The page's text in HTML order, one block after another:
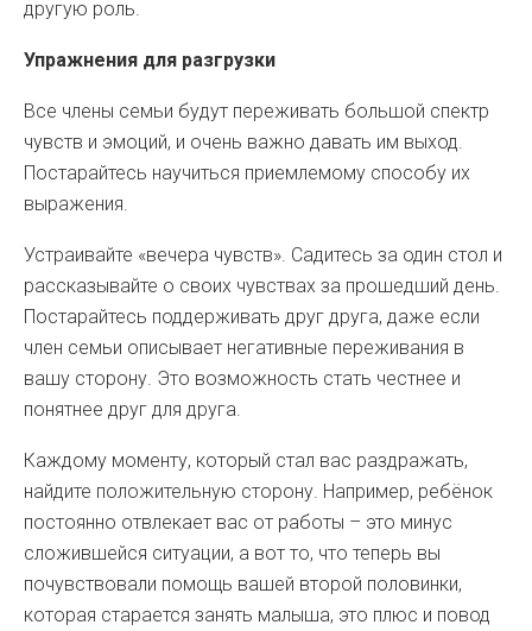
другую роль.
Упражнения для разгрузки
Все члены семьи будут переживать большой спектр
чувств и эмоций, и очень важно давать им выход.
Постарайтесь научиться приемлемому способу их
выражения.
Устраивайте «вечера чувств». Садитесь за один стол и
рассказывайте о своих чувствах за прошедший день.
Постарайтесь поддерживать друг друга, даже если
член семьи описывает негативные переживания в
вашу сторону. Это возможность стать честнее и
понятнее друг для друга.
Каждому моменту, который стал вас раздражать,
найдите положительную сторону. Например, ребёнок
постоянно отвлекает вас от работы – это минус
сложившейся ситуации, а вот то, что теперь вы
почувствовали помощь вашей второй половинки,
которая старается занять малыша, это плюс и повод